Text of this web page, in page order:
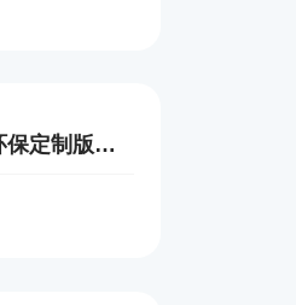
水质不同，方案不同！万川环保定制版一体化污水设备，精准治污不将就